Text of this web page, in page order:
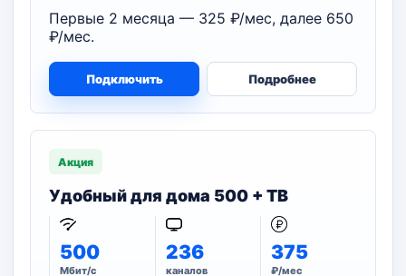
Первые 2 месяца — 325 ₽/мес, далее 650
₽/мес.
Подключить Подробнее
Акция
Удобный для дома 500 + ТВ
500
Мбит/с
236
каналов
375
₽/мес